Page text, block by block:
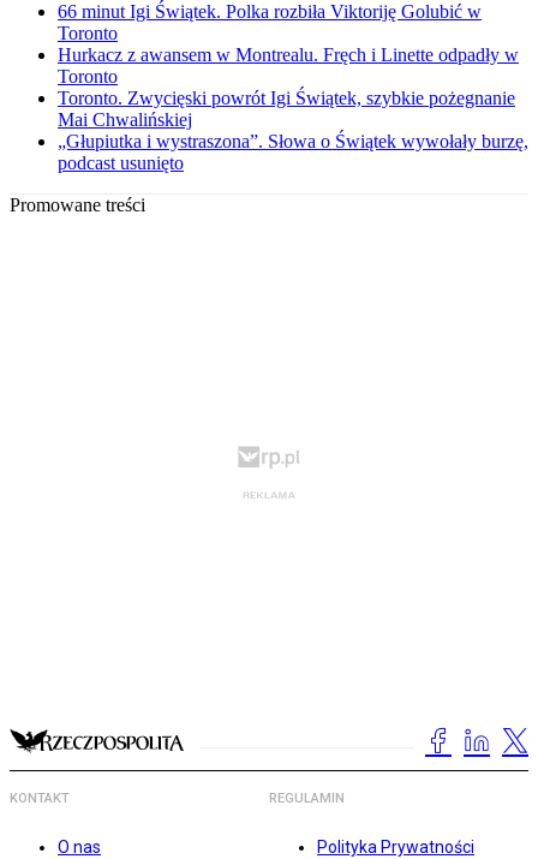
66 minut Igi Świątek. Polka rozbiła Viktoriję Golubić w
Toronto
Hurkacz z awansem w Montrealu. Fręch i Linette odpadły w
Toronto
Toronto. Zwycięski powrót Igi Świątek, szybkie pożegnanie
Mai Chwalińskiej
„Głupiutka i wystraszona”. Słowa o Świątek wywołały burzę,
podcast usunięto
Promowane treści
KONTAKT
O nas
REGULAMIN
Polityka Prywatności